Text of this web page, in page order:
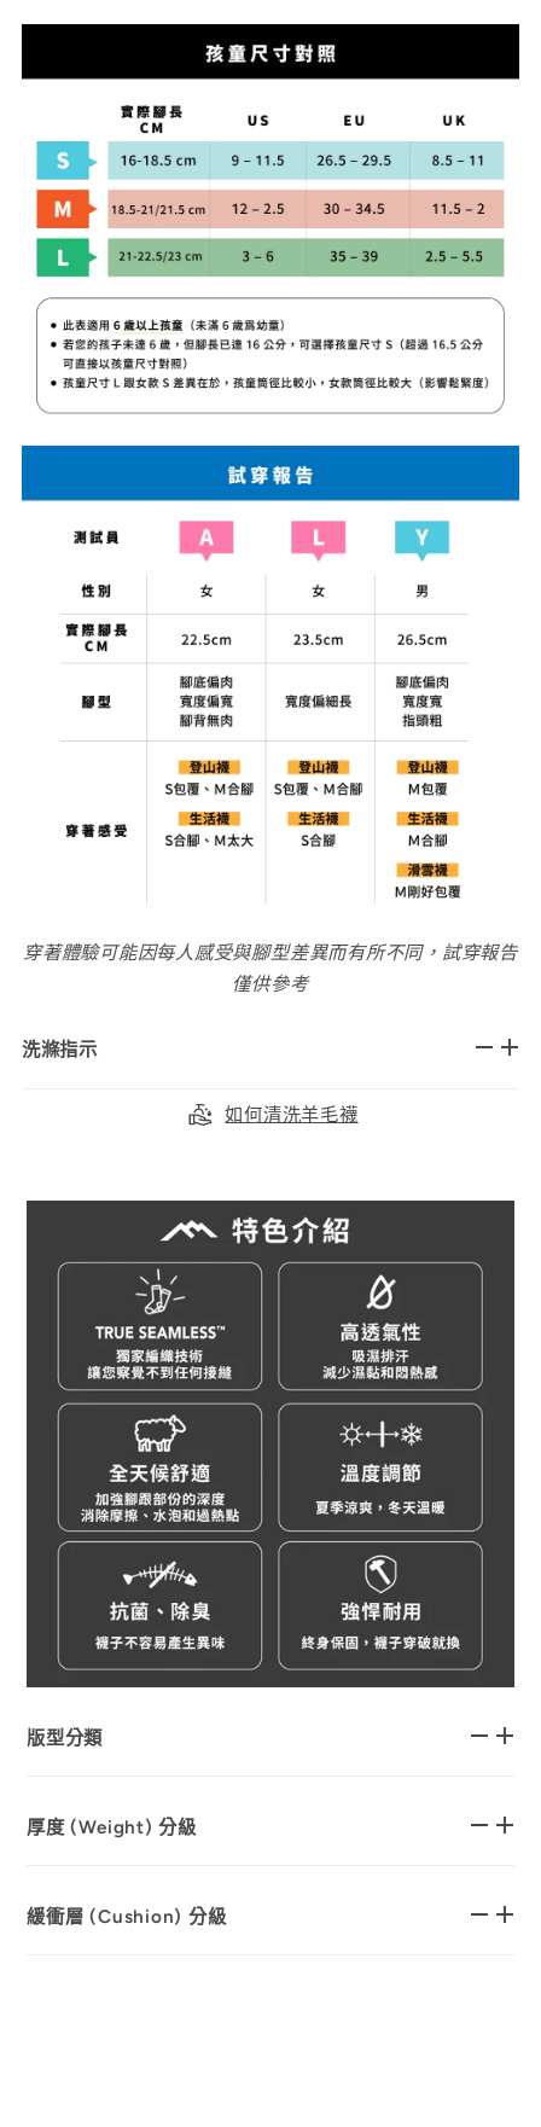
穿著體驗可能因每人感受與腳型差異而有所不同，試穿報告
僅供參考
洗滌指示
如何清洗羊毛襪
版型分類
厚度 (Weight) 分級
緩衝層 (Cushion) 分級